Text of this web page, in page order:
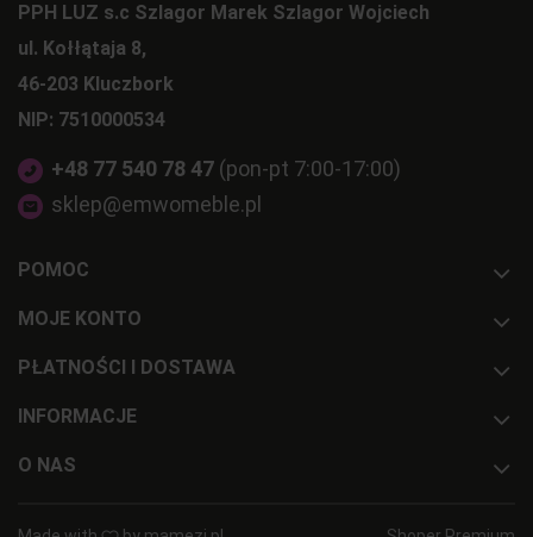
PPH LUZ s.c Szlagor Marek Szlagor Wojciech
ul. Kołłątaja 8,
46-203 Kluczbork
NIP: 7510000534
+48 77 540 78 47 (pon-pt 7:00-17:00)
sklep@emwomeble.pl
POMOC
MOJE KONTO
PŁATNOŚCI I DOSTAWA
INFORMACJE
O NAS